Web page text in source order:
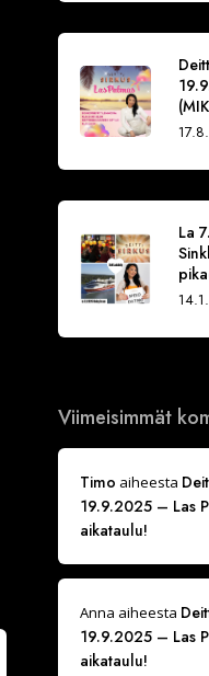
La
Viimeisimmät
Timo aiheesta
19.9.2025 – Las
aikataulu!
Anna aiheesta
19.9.2025 – Las
aikataulu!